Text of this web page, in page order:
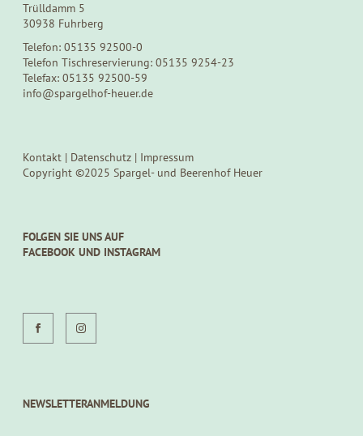
Trülldamm 5
30938 Fuhrberg
Telefon: 05135 92500-0
Telefon Tischreservierung: 05135 9254-23
Telefax: 05135 92500-59
info@spargelhof-heuer.de
Kontakt | Datenschutz | Impressum
Copyright ©2025 Spargel- und Beerenhof Heuer
FOLGEN SIE UNS AUF
FACEBOOK UND INSTAGRAM
NEWSLETTERANMELDUNG